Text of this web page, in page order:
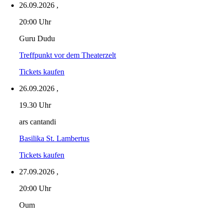
26.09.2026 ,
20:00 Uhr
Guru Dudu
Treffpunkt vor dem Theaterzelt
Tickets kaufen
26.09.2026 ,
19.30 Uhr
ars cantandi
Basilika St. Lambertus
Tickets kaufen
27.09.2026 ,
20:00 Uhr
Oum